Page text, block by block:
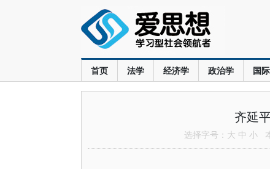
首页 法学 经济学 政治学 国
齐延
选择字号： 大 中 小